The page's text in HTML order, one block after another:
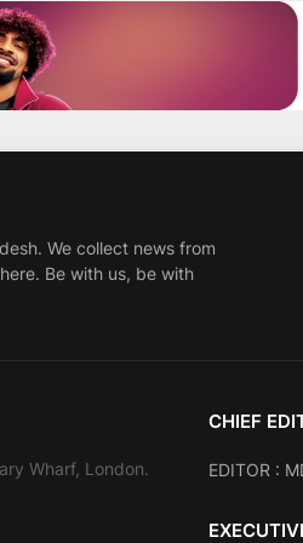
We collect news from
Be with us, be with
Wharf, London.
CHIEF
EDITOR :